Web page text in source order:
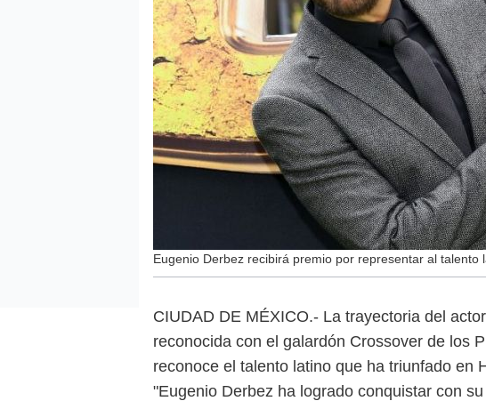
Eugenio Derbez recibirá premio por representar al talento
CIUDAD DE MÉXICO.- La trayectoria del
reconocida con el galardón Crossover de los
reconoce el talento latino que ha triunfado en
"Eugenio Derbez ha logrado conquistar con